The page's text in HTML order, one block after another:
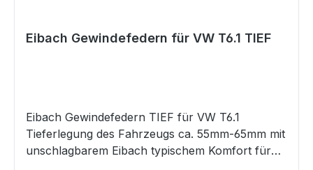
Eibach Gewindefedern für VW T6.1 TIEF
Eibach Gewindefedern TIEF für VW T6.1
Tieferlegung des Fahrzeugs ca. 55mm-65mm mit
unschlagbarem Eibach typischem Komfort für